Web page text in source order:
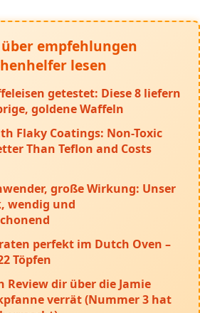
über empfehlungen
lesen
getestet: Diese 8 liefern
goldene Waffeln
Flaky Coatings: Non-Toxic
Than Teflon and Costs
große Wirkung: Unser
wendig und
perfekt im Dutch Oven –
Töpfen
Review dir über die Jamie
verrät (Nummer 3 hat